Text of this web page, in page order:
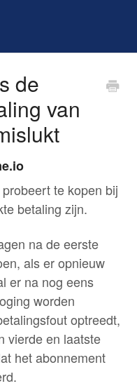
de
van
te kopen bij
betaling zijn.
na de eerste
als er opnieuw
er na nog eens
worden
optreedt,
vierde en laatste
het abonnement